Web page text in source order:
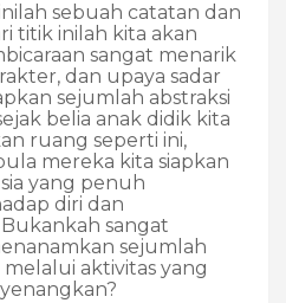
sebuah catatan dan
titik inilah kita akan
sangat menarik
dan upaya sadar
sejumlah abstraksi
belia anak didik kita
ruang seperti ini,
mereka kita siapkan
yang penuh
diri dan
sangat
sejumlah
aktivitas yang